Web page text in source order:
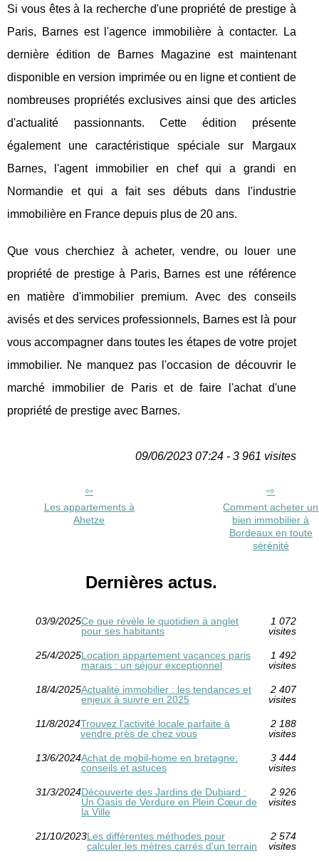
Si vous êtes à la recherche d'une propriété de prestige à
Paris, Barnes est l'agence immobilière à contacter. La
dernière édition de Barnes Magazine est maintenant
disponible en version imprimée ou en ligne et contient de
nombreuses propriétés exclusives ainsi que des articles
d'actualité passionnants. Cette édition présente
également une caractéristique spéciale sur Margaux
Barnes, l'agent immobilier en chef qui a grandi en
Normandie et qui a fait ses débuts dans l'industrie
immobilière en France depuis plus de 20 ans.
Que vous cherchiez à acheter, vendre, ou louer une
propriété de prestige à Paris, Barnes est une référence
en matière d'immobilier premium. Avec des conseils
avisés et des services professionnels, Barnes est là pour
vous accompagner dans toutes les étapes de votre projet
immobilier. Ne manquez pas l'occasion de découvrir le
marché immobilier de Paris et de faire l'achat d'une
propriété de prestige avec Barnes.
09/06/2023 07:24 - 3 961 visites
Les appartements à
Ahetze
Comment acheter un
bien immobilier à
Bordeaux en toute
sérénité
Dernières actus.
03/9/2025Ce que révèle le quotidien à anglet
pour ses habitants
1 072
visites
25/4/2025Location appartement vacances paris
marais : un séjour exceptionnel
1 492
visites
18/4/2025Actualité immobilier : les tendances et
enjeux à suivre en 2025
2 407
visites
11/8/2024Trouvez l'activité locale parfaite à
vendre près de chez vous
2 188
visites
13/6/2024Achat de mobil-home en bretagne:
conseils et astuces
3 444
visites
31/3/2024Découverte des Jardins de Dubiard :
Un Oasis de Verdure en Plein Cœur de
la Ville
2 926
visites
21/10/2023Les différentes méthodes pour
calculer les mètres carrés d'un terrain
2 574
visites